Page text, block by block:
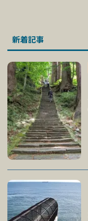
新着記事